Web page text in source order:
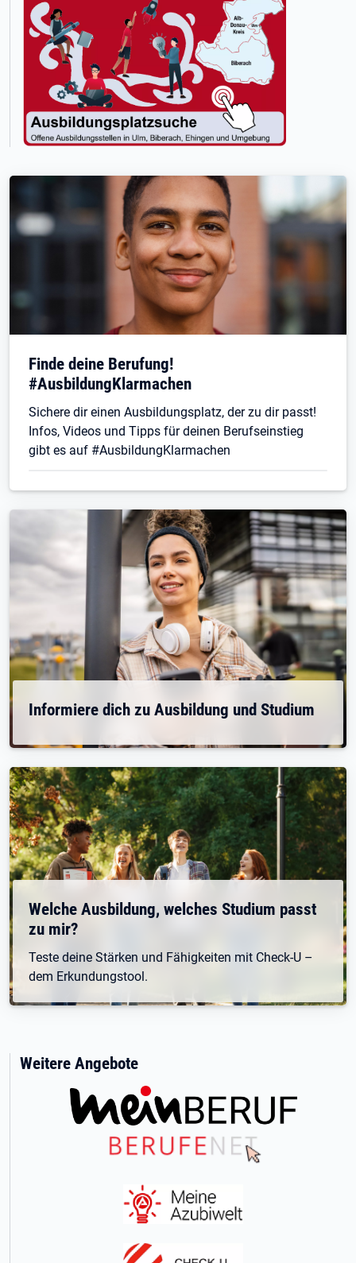
Finde deine Berufung!
#AusbildungKlarmachen
Sichere dir einen Ausbildungsplatz, der zu dir passt!
Infos, Videos und Tipps für deinen Berufseinstieg
gibt es auf #AusbildungKlarmachen
Informiere dich zu Ausbildung und Studium
Welche Ausbildung, welches Studium passt
zu mir?
Teste deine Stärken und Fähigkeiten mit Check-U –
dem Erkundungstool.
Weitere Angebote